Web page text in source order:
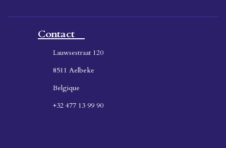
Contact
Lauwsestraat 120
8511 Aelbeke
Belgique
+32 477 13 99 90